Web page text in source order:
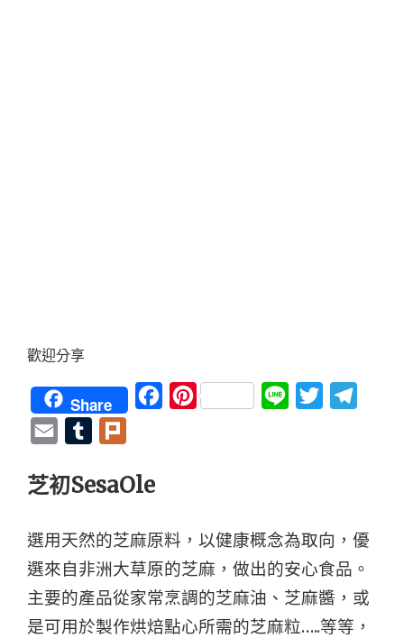
歡迎分享
Share FacebookPinterest Line Twitter
Email Tumblr
芝初SesaOle
選用天然的芝麻原料，以健康概念為取向，優
選來自非洲大草原的芝麻，做出的安心食品。
主要的產品從家常烹調的芝麻油、芝麻醬，或
是可用於製作烘焙點心所需的芝麻粒…..等等，